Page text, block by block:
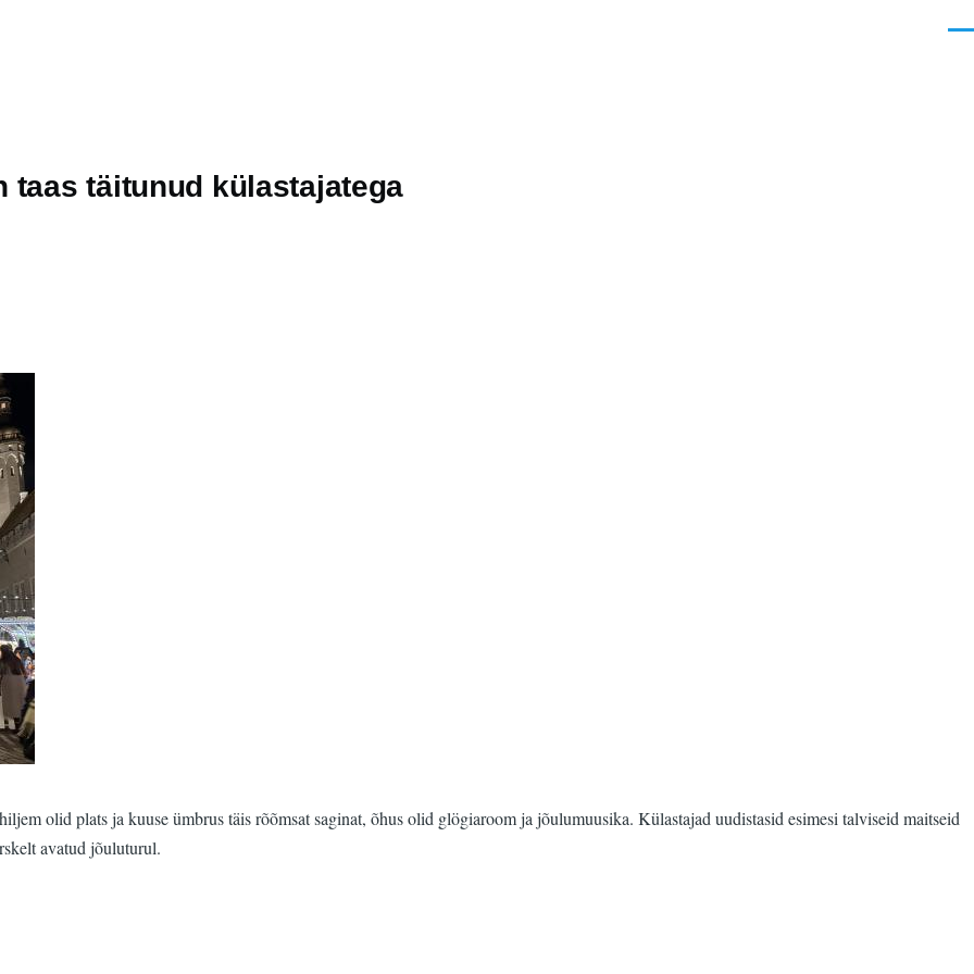
taas täitunud külastajatega
olid plats ja kuuse ümbrus täis rõõmsat saginat, õhus olid glögiaroom ja jõulumuusika. Külastajad uudistasid esimesi talviseid maitseid
avatud jõuluturul.